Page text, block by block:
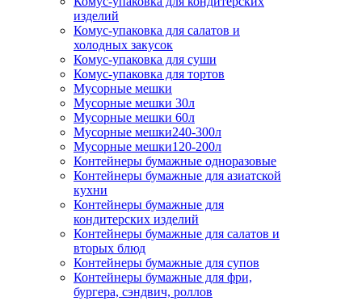
изделий
Комус-упаковка для салатов и
холодных закусок
Комус-упаковка для суши
Комус-упаковка для тортов
Мусорные мешки
Мусорные мешки 30л
Мусорные мешки 60л
Мусорные мешки240-300л
Мусорные мешки120-200л
Контейнеры бумажные одноразовые
Контейнеры бумажные для азиатской
кухни
Контейнеры бумажные для
кондитерских изделий
Контейнеры бумажные для салатов и
вторых блюд
Контейнеры бумажные для супов
Контейнеры бумажные для фри,
бургера, сэндвич, роллов